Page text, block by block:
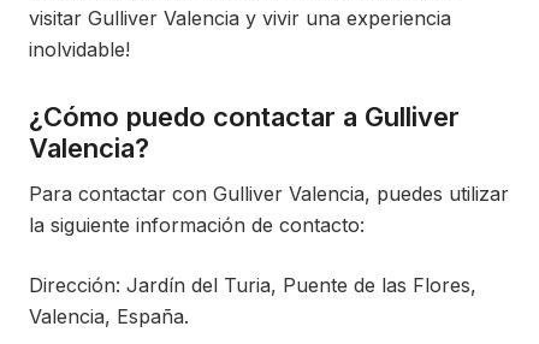
visitar Gulliver Valencia y vivir una experiencia
inolvidable!
¿Cómo puedo contactar a Gulliver
Valencia?
Para contactar con Gulliver Valencia, puedes utilizar
la siguiente información de contacto:
Dirección: Jardín del Turia, Puente de las Flores,
Valencia, España.